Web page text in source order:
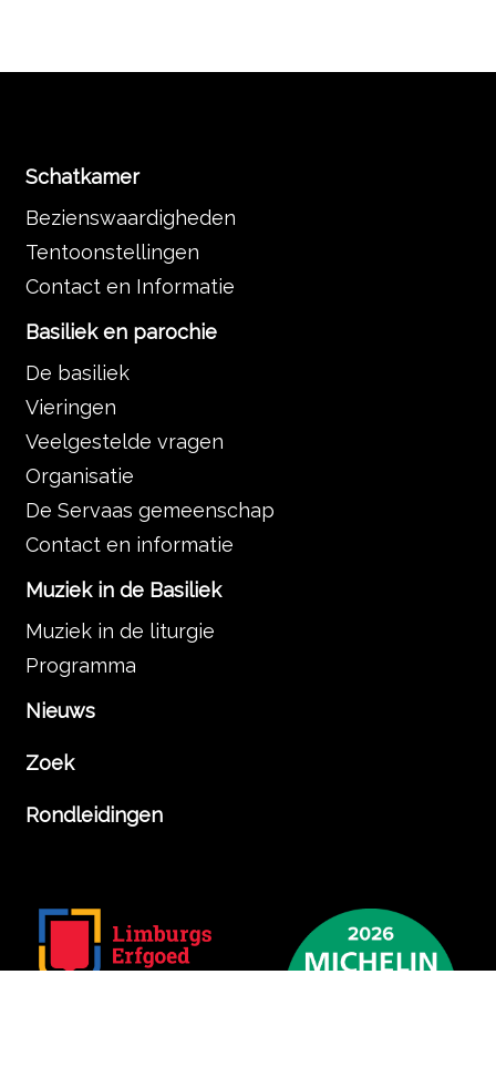
Schatkamer
Bezienswaardigheden
Tentoonstellingen
Contact en Informatie
Basiliek en parochie
De basiliek
Vieringen
Veelgestelde vragen
Organisatie
De Servaas gemeenschap
Contact en informatie
Muziek in de Basiliek
Muziek in de liturgie
Programma
Nieuws
Zoek
Rondleidingen